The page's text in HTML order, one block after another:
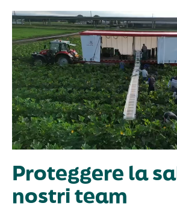
Proteggere la
nostri team